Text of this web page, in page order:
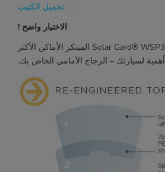
→ تحميل الكتيب
الاختيار واضح !
المبتكر الأماكن الأكثر
أهمية لسيارتك – الزجاج الأمامي الخاص بك.